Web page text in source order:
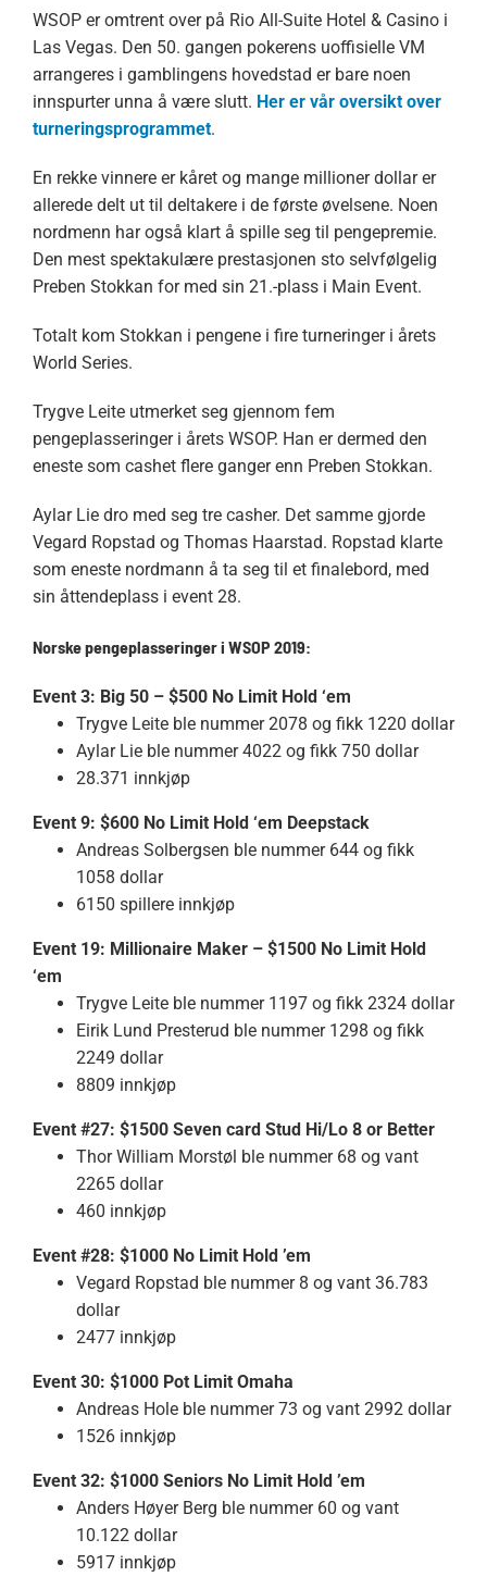
WSOP er omtrent over på Rio All-Suite Hotel & Casino i
Las Vegas. Den 50. gangen pokerens uoffisielle VM
arrangeres i gamblingens hovedstad er bare noen
innspurter unna å være slutt. Her er vår oversikt over
turneringsprogrammet.
En rekke vinnere er kåret og mange millioner dollar er
allerede delt ut til deltakere i de første øvelsene. Noen
nordmenn har også klart å spille seg til pengepremie.
Den mest spektakulære prestasjonen sto selvfølgelig
Preben Stokkan for med sin 21.-plass i Main Event.
Totalt kom Stokkan i pengene i fire turneringer i årets
World Series.
Trygve Leite utmerket seg gjennom fem
pengeplasseringer i årets WSOP. Han er dermed den
eneste som cashet flere ganger enn Preben Stokkan.
Aylar Lie dro med seg tre casher. Det samme gjorde
Vegard Ropstad og Thomas Haarstad. Ropstad klarte
som eneste nordmann å ta seg til et finalebord, med
sin åttendeplass i event 28.
Norske pengeplasseringer i WSOP 2019:
Event 3: Big 50 – $500 No Limit Hold ‘em
Trygve Leite ble nummer 2078 og fikk 1220 dollar
Aylar Lie ble nummer 4022 og fikk 750 dollar
28.371 innkjøp
Event 9: $600 No Limit Hold ‘em Deepstack
Andreas Solbergsen ble nummer 644 og fikk
1058 dollar
6150 spillere innkjøp
Event 19: Millionaire Maker – $1500 No Limit Hold
‘em
Trygve Leite ble nummer 1197 og fikk 2324 dollar
Eirik Lund Presterud ble nummer 1298 og fikk
2249 dollar
8809 innkjøp
Event #27: $1500 Seven card Stud Hi/Lo 8 or Better
Thor William Morstøl ble nummer 68 og vant
2265 dollar
460 innkjøp
Event #28: $1000 No Limit Hold ’em
Vegard Ropstad ble nummer 8 og vant 36.783
dollar
2477 innkjøp
Event 30: $1000 Pot Limit Omaha
Andreas Hole ble nummer 73 og vant 2992 dollar
1526 innkjøp
Event 32: $1000 Seniors No Limit Hold ’em
Anders Høyer Berg ble nummer 60 og vant
10.122 dollar
5917 innkjøp